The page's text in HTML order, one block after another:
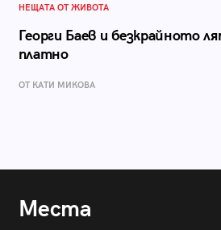
НЕЩАТА ОТ ЖИВОТА
Георги Баев и безкрайното
платно
ОТ КАТИ МИКОВА
Места